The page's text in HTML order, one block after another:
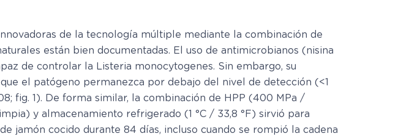
de la tecnología múltiple mediante la combinación de
están bien documentadas. El uso de antimicrobianos (nisina
de controlar la Listeria monocytogenes. Sin embargo, su
el patógeno permanezca por debajo del nivel de detección (<1
fig. 1). De forma similar, la combinación de HPP (400 MPa /
y almacenamiento refrigerado (1 °C / 33,8 °F) sirvió para
jamón cocido durante 84 días, incluso cuando se rompió la cadena